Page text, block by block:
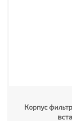
Корпус